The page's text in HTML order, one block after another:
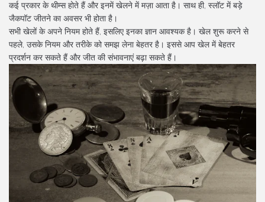
कई प्रकार के थीम्स होते हैं और इनमें खेलने में मज़ा आता है। साथ ही, स्लॉट में बड़े
जैकपॉट जीतने का अवसर भी होता है।
सभी खेलों के अपने नियम होते हैं, इसलिए इनका ज्ञान आवश्यक है। खेल शुरू करने से
पहले, उसके नियम और तरीके को समझ लेना बेहतर है। इससे आप खेल में बेहतर
प्रदर्शन कर सकते हैं और जीत की संभावनाएं बढ़ा सकते हैं।